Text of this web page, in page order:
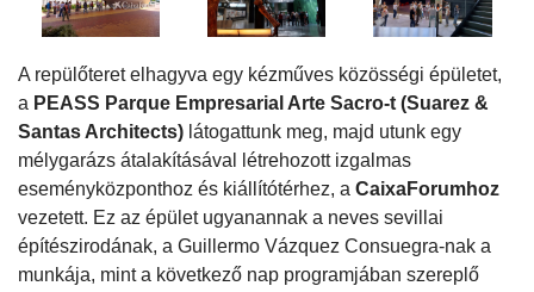
A repülőteret elhagyva egy kézműves közösségi épületet,
a PEASS Parque Empresarial Arte Sacro-t (Suarez &
Santas Architects) látogattunk meg, majd utunk egy
mélygarázs átalakításával létrehozott izgalmas
eseményközponthoz és kiállítótérhez, a CaixaForumhoz
vezetett. Ez az épület ugyanannak a neves sevillai
építészirodának, a Guillermo Vázquez Consuegra-nak a
munkája, mint a következő nap programjában szereplő